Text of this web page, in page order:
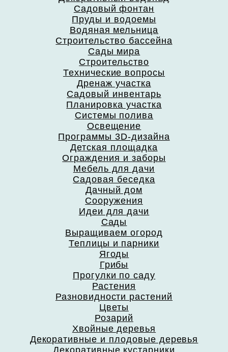
Садовый фонтан
Пруды и водоемы
Водяная мельница
Строительство бассейна
Сады мира
Строительство
Технические вопросы
Дренаж участка
Садовый инвентарь
Планировка участка
Системы полива
Освещение
Программы 3D-дизайна
Детская площадка
Ограждения и заборы
Мебель для дачи
Садовая беседка
Дачный дом
Сооружения
Идеи для дачи
Сады
Выращиваем огород
Теплицы и парники
Ягоды
Грибы
Прогулки по саду
Растения
Разновидности растений
Цветы
Розарий
Хвойные деревья
Декоративные и плодовые деревья
Декоративные кустарники